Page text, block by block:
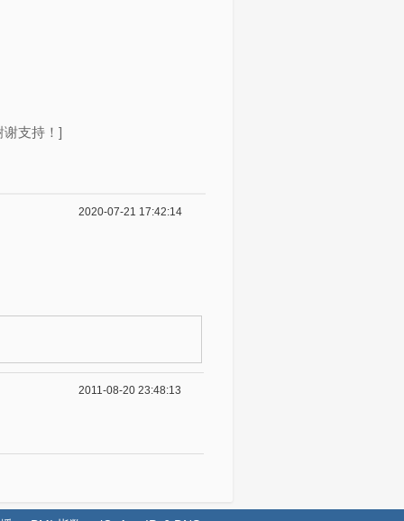
谢支持！]
2020-07-21 17:42:14
2011-08-20 23:48:13